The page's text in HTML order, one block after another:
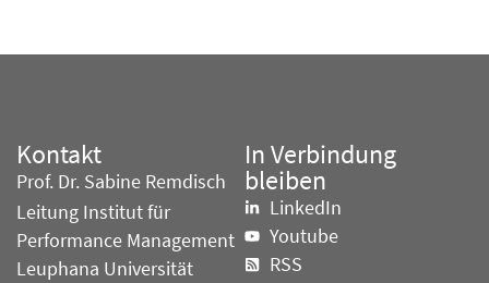
Kontakt
Prof. Dr. Sabine Remdisch
Leitung Institut für
Performance Management
Leuphana Universität
In Verbindung
bleiben
LinkedIn
Youtube
RSS